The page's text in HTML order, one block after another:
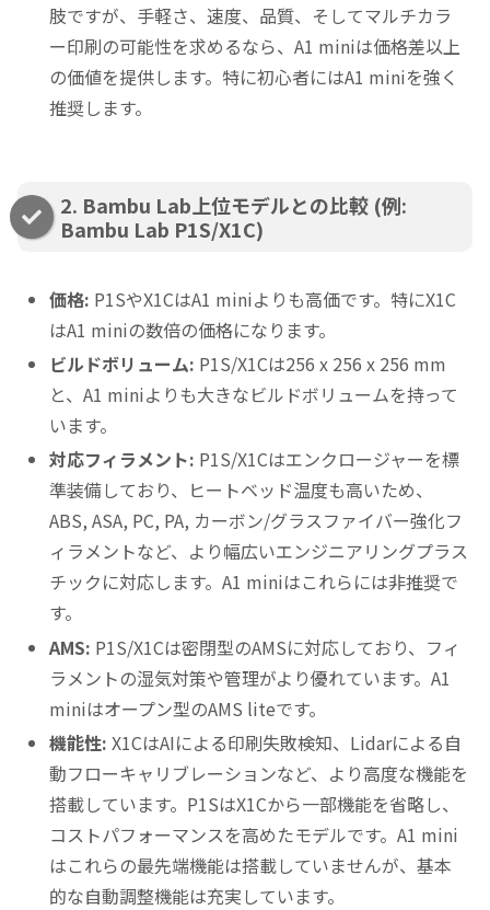
肢ですが、手軽さ、速度、品質、そしてマルチカラ
ー印刷の可能性を求めるなら、A1 miniは価格差以上
の価値を提供します。特に初心者にはA1 miniを強く
推奨します。
2. Bambu Lab上位モデルとの比較 (例:
Bambu Lab P1S/X1C)
価格: P1SやX1CはA1 miniよりも高価です。特にX1C
はA1 miniの数倍の価格になります。
ビルドボリューム: P1S/X1Cは256 x 256 x 256 mm
と、A1 miniよりも大きなビルドボリュームを持って
います。
対応フィラメント: P1S/X1Cはエンクロージャーを標
準装備しており、ヒートベッド温度も高いため、
ABS, ASA, PC, PA, カーボン/グラスファイバー強化フ
ィラメントなど、より幅広いエンジニアリングプラス
チックに対応します。A1 miniはこれらには非推奨で
す。
AMS: P1S/X1Cは密閉型のAMSに対応しており、フィ
ラメントの湿気対策や管理がより優れています。A1
miniはオープン型のAMS liteです。
機能性: X1CはAIによる印刷失敗検知、Lidarによる自
動フローキャリブレーションなど、より高度な機能を
搭載しています。P1SはX1Cから一部機能を省略し、
コストパフォーマンスを高めたモデルです。A1 mini
はこれらの最先端機能は搭載していませんが、基本
的な自動調整機能は充実しています。